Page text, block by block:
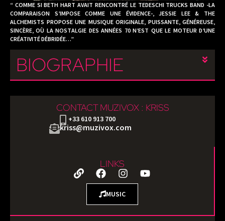
“ COMME SI BETH HART AVAIT RENCONTRÉ LE TEDESCHI TRUCKS BAND -LA
COMPARAISON S’IMPOSE COMME UNE ÉVIDENCE-, JESSIE LEE & THE
ALCHEMISTS PROPOSE UNE MUSIQUE ORIGINALE, PUISSANTE, GÉNÉREUSE,
SINCÈRE, OÙ LA NOSTALGIE DES ANNÉES 70 N’EST QUE LE MOTEUR D’UNE
CRÉATIVITÉ DÉBRIDÉE…”
BIOGRAPHIE
CONTACT MUZIVOX : KRISS
+33 610 913 700
kriss@muzivox.com
LINKS
MUSIC